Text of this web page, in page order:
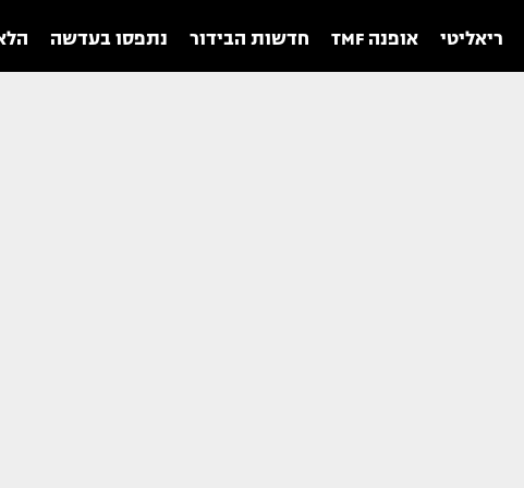
ריאליטי אופנה TMF חדשות הבידור נתפסו בעדשה